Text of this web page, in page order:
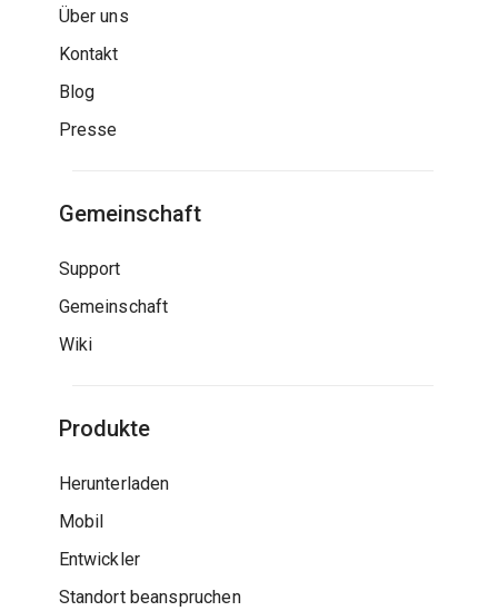
Über uns
Kontakt
Blog
Presse
Gemeinschaft
Support
Gemeinschaft
Wiki
Produkte
Herunterladen
Mobil
Entwickler
Standort beanspruchen